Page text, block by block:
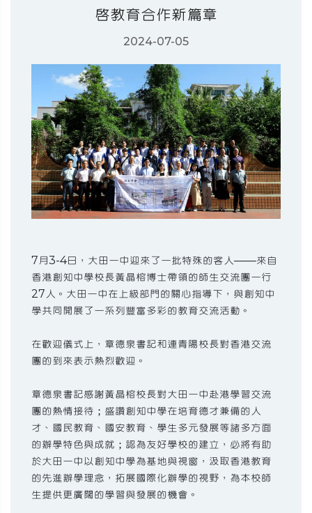
啟教育合作新篇章
2024-07-05
7月3-4日，大田一中迎來了一批特殊的客人——來自
香港創知中學校長黃晶榕博士帶領的師生交流團一行
27人。大田一中在上級部門的關心指導下，與創知中
學共同開展了一系列豐富多彩的教育交流活動。
在歡迎儀式上，章德泉書記和連青陽校長對香港交流
團的到來表示熱烈歡迎。
章德泉書記感謝黃晶榕校長對大田一中赴港學習交流
團的熱情接待；盛讚創知中學在培育德才兼備的人
才、國民教育、國安教育、學生多元發展等諸多方面
的辦學特色與成就；認為友好學校的建立，必將有助
於大田一中以創知中學為基地與視窗，汲取香港教育
的先進辦學理念，拓展國際化辦學的視野，為本校師
生提供更廣闊的學習與發展的機會。